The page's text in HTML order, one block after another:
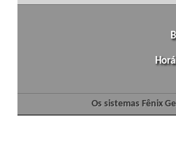
Os sistemas Fênix